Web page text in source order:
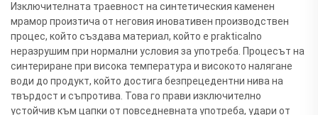
Изключителната траевност на синтетическия каменен
мрамор произтича от неговия иновативен производствен
процес, който създава материал, който е prakticalno
неразрушим при нормални условия за употреба. Процесът на
синтериране при висока температура и високото налягане
води до продукт, който достига безпрецедентни нива на
твърдост и съпротива. Това го прави изключително
устойчив към цапки от повседневната употреба, удари от